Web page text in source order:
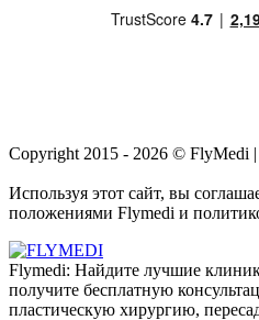
Copyright 2015 - 2026 © FlyMedi |
Используя этот сайт, вы
положениями Flymedi и
Flymedi: Найдите лучшие
получите бесплатную
пластическую хирургию,